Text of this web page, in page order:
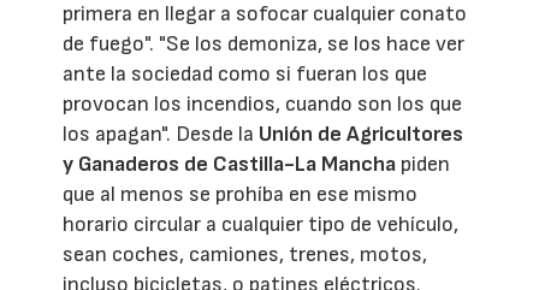
primera en llegar a sofocar cualquier conato
de fuego". "Se los demoniza, se los hace ver
ante la sociedad como si fueran los que
provocan los incendios, cuando son los que
los apagan". Desde la Unión de Agricultores
y Ganaderos de Castilla-La Mancha piden
que al menos se prohíba en ese mismo
horario circular a cualquier tipo de vehículo,
sean coches, camiones, trenes, motos,